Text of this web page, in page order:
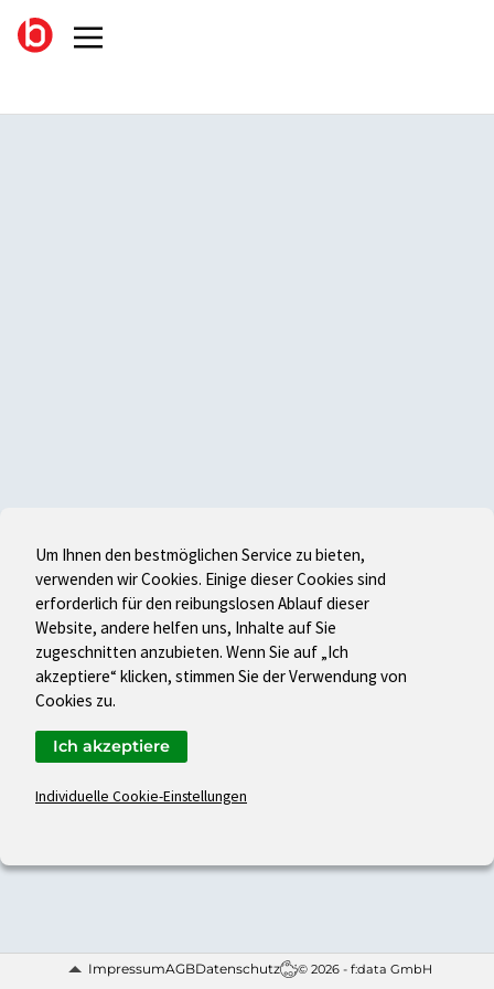
ImpressumAGBDatenschutz © 2026 - f:data GmbH
Um Ihnen den bestmöglichen Service zu bieten,
verwenden wir Cookies. Einige dieser Cookies sind
erforderlich für den reibungslosen Ablauf dieser
Website, andere helfen uns, Inhalte auf Sie
zugeschnitten anzubieten. Wenn Sie auf „Ich
akzeptiere“ klicken, stimmen Sie der Verwendung von
Cookies zu.
Individuelle Cookie-Einstellungen
Ich akzeptiere